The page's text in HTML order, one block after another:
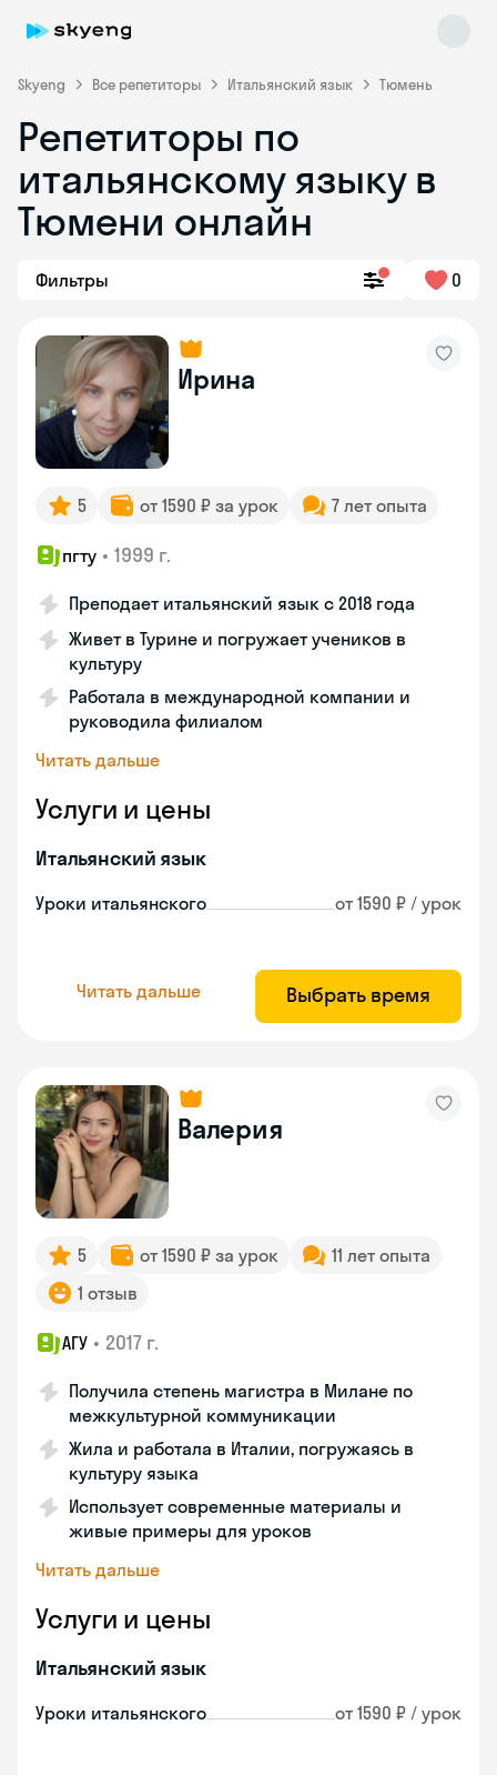
Skyeng Все репетиторы Итальянский язык Тюмень
Репетиторы по
итальянскому языку в
Тюмени онлайн
Фильтры 0
Ирина
5 от 1590 ₽ за урок 7 лет опыта
пгту • 1999 г.
Преподает итальянский язык с 2018 года
Живет в Турине и погружает учеников в
культуру
Работала в международной компании и
руководила филиалом
Читать дальше
Услуги и цены
Итальянский язык
Уроки итальянского от 1590 ₽ / урок
Читать дальше Выбрать время
Валерия
5 от 1590 ₽ за урок
11 лет опыта
1 отзыв
АГУ • 2017 г.
Получила степень магистра в Милане по
межкультурной коммуникации
Жила и работала в Италии, погружаясь в
культуру языка
Использует современные материалы и
живые примеры для уроков
Читать дальше
Услуги и цены
Итальянский язык
Уроки итальянского от 1590 ₽ / урок
Skyeng Chat